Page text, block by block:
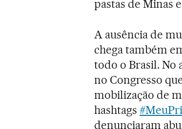
pastas de Minas
A ausência de
chega também
todo o Brasil. No
no Congresso
mobilização de
hashtags
denunciaram